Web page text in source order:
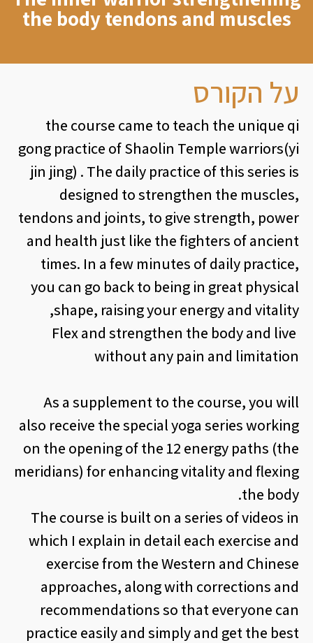
the body tendons and muscles
על הקורס
the course came to teach the unique qi
gong practice of Shaolin Temple warriors(yi
jin jing) . The daily practice of this series is
designed to strengthen the muscles,
tendons and joints, to give strength, power
and health just like the fighters of ancient
times. In a few minutes of daily practice,
you can go back to being in great physical
shape, raising your energy and vitality,
Flex and strengthen the body and live
without any pain and limitation
As a supplement to the course, you will
also receive the special yoga series working
on the opening of the 12 energy paths (the
meridians) for enhancing vitality and flexing
the body.
The course is built on a series of videos in
which I explain in detail each exercise and
exercise from the Western and Chinese
approaches, along with corrections and
recommendations so that everyone can
practice easily and simply and get the best